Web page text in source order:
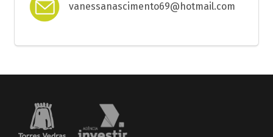
vanessanascimento69@hotmail.com